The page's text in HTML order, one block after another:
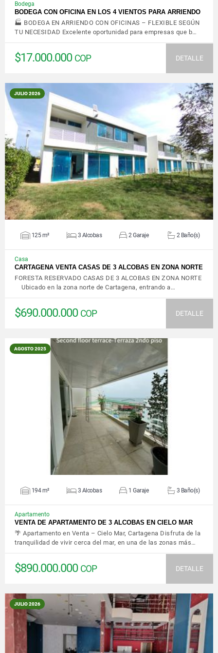
Bodega
BODEGA CON OFICINA EN LOS 4 VIENTOS PARA ARRIENDO
🏭 BODEGA EN ARRIENDO CON OFICINAS – FLEXIBLE SEGÚN
TU NECESIDAD Excelente oportunidad para empresas que b…
$17.000.000 COP DETALLE
JULIO 2026
VER DETALLES
125 m² 3 Alcobas 2 Garaje 2 Baño(s)
Casa
CARTAGENA VENTA CASAS DE 3 ALCOBAS EN ZONA NORTE
FORESTA RESERVADO CASAS DE 3 ALCOBAS EN ZONA NORTE
Ubicado en la zona norte de Cartagena, entrando a…
$690.000.000 COP DETALLE
AGOSTO 2025
VER DETALLES
194 m² 3 Alcobas 1 Garaje 3 Baño(s)
Apartamento
VENTA DE APARTAMENTO DE 3 ALCOBAS EN CIELO MAR
🌴 Apartamento en Venta – Cielo Mar, Cartagena Disfruta de la
tranquilidad de vivir cerca del mar, en una de las zonas más…
$890.000.000 COP DETALLE
JULIO 2026